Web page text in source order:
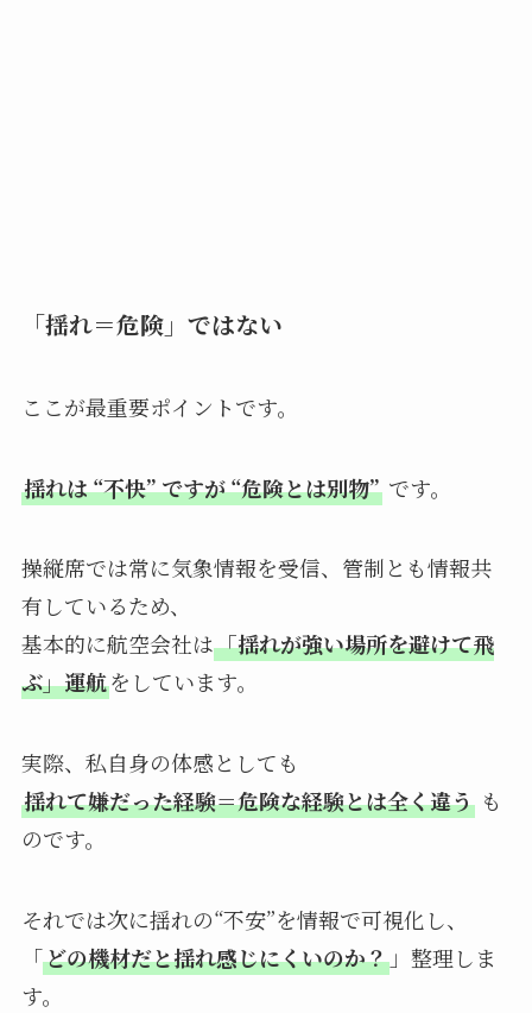
「揺れ＝危険」ではない
ここが最重要ポイントです。
揺れは “不快” ですが “危険とは別物”です。
操縦席では常に気象情報を受信、管制とも情報共
有しているため、
基本的に航空会社は「揺れが強い場所を避けて飛
ぶ」運航をしています。
実際、私自身の体感としても
揺れて嫌だった経験＝危険な経験とは全く違うも
のです。
それでは次に揺れの“不安”を情報で可視化し、
「どの機材だと揺れ感じにくいのか？」整理しま
す。